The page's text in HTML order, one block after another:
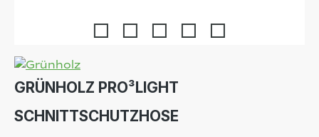
GRÜNHOLZ PRO³LIGHT
SCHNITTSCHUTZHOSE